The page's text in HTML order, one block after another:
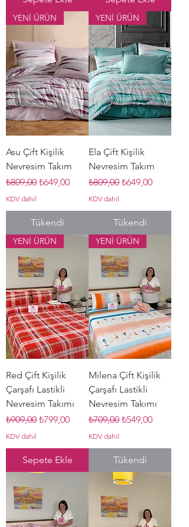
YENİ ÜRÜN
Asu Çift Kişilik
Nevresim Takım
Normal Fiyat
₺809,00 İndirimli Fiyat
₺649,00
KDV dahil
Tükendi
YENİ ÜRÜN
Ela Çift Kişilik
Nevresim Takım
Normal Fiyat
₺809,00 İndirimli Fiyat
₺649,00
KDV dahil
Tükendi
YENİ ÜRÜN
Red Çift Kişilik
Çarşafı Lastikli
Nevresim Takımı
Normal Fiyat
₺909,00 İndirimli Fiyat
₺799,00
KDV dahil
Sepete Ekle
YENİ ÜRÜN
Milena Çift Kişilik
Çarşafı Lastikli
Nevresim Takımı
Normal Fiyat
₺709,00 İndirimli Fiyat
₺549,00
KDV dahil
Tükendi